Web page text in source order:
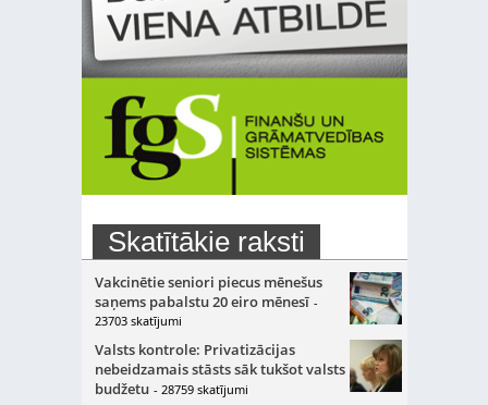
Skatītākie raksti
Vakcinētie seniori piecus mēnešus
saņems pabalstu 20 eiro mēnesī -
23703 skatījumi
Valsts kontrole: Privatizācijas
nebeidzamais stāsts sāk tukšot valsts
budžetu - 28759 skatījumi